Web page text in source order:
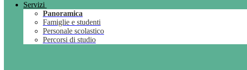
Servizi
Panoramica
Famiglie e studenti
Personale scolastico
Percorsi di studio